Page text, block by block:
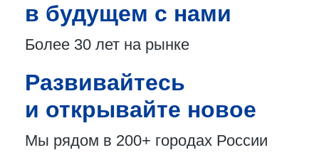
в будущем с нами
Более 30 лет на рынке
Развивайтесь
и открывайте новое
Мы рядом в 200+ городах России